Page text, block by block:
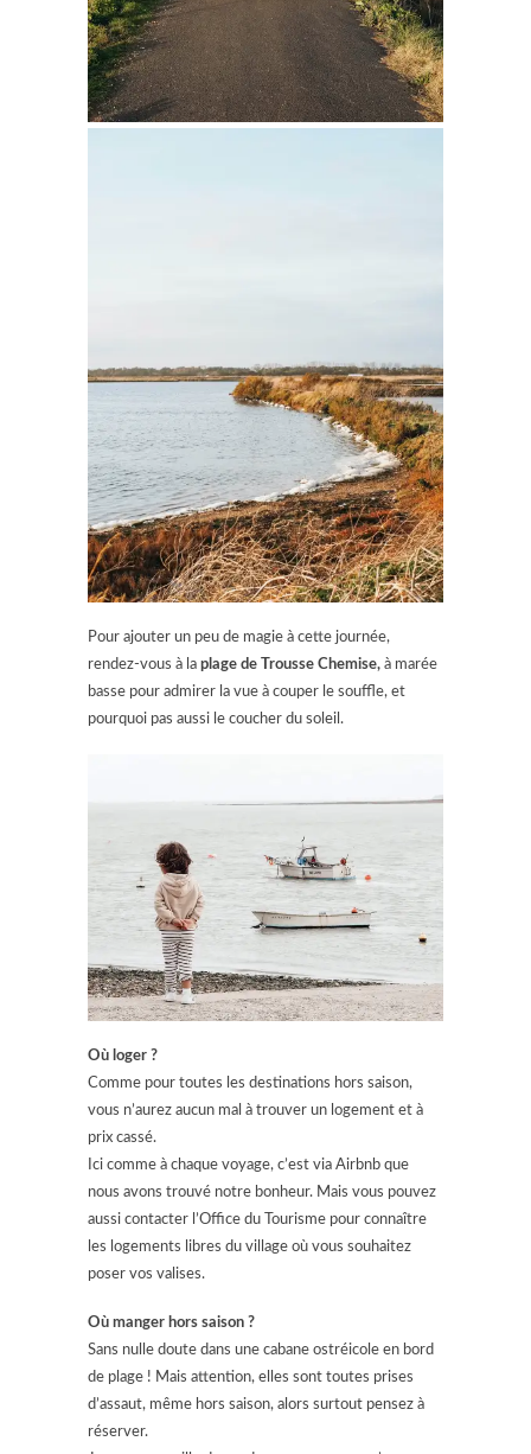
Pour ajouter un peu de magie à cette journée,
rendez-vous à la plage de Trousse Chemise, à marée
basse pour admirer la vue à couper le souffle, et
pourquoi pas aussi le coucher du soleil.
Où loger ?
Comme pour toutes les destinations hors saison,
vous n’aurez aucun mal à trouver un logement et à
prix cassé.
Ici comme à chaque voyage, c’est via Airbnb que
nous avons trouvé notre bonheur. Mais vous pouvez
aussi contacter l’Office du Tourisme pour connaître
les logements libres du village où vous souhaitez
poser vos valises.
Où manger hors saison ?
Sans nulle doute dans une cabane ostréicole en bord
de plage ! Mais attention, elles sont toutes prises
d’assaut, même hors saison, alors surtout pensez à
réserver.